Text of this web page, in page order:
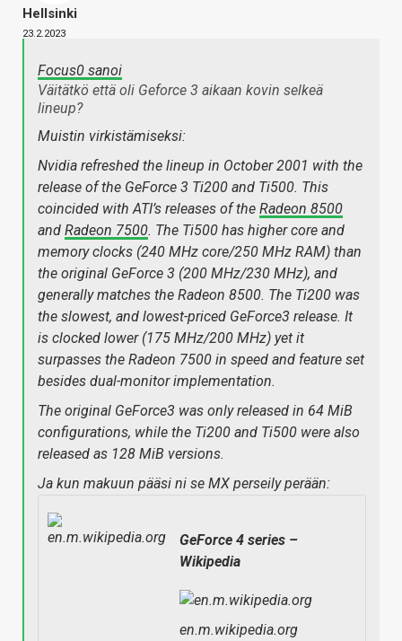
Hellsinki
23.2.2023
Focus0 sanoi
Väitätkö että oli Geforce 3 aikaan kovin selkeä
lineup?
Muistin virkistämiseksi:
Nvidia refreshed the lineup in October 2001 with the
release of the GeForce 3 Ti200 and Ti500. This
coincided with ATI’s releases of the Radeon 8500
and Radeon 7500. The Ti500 has higher core and
memory clocks (240 MHz core/250 MHz RAM) than
the original GeForce 3 (200 MHz/230 MHz), and
generally matches the Radeon 8500. The Ti200 was
the slowest, and lowest-priced GeForce3 release. It
is clocked lower (175 MHz/200 MHz) yet it
surpasses the Radeon 7500 in speed and feature set
besides dual-monitor implementation.
The original GeForce3 was only released in 64 MiB
configurations, while the Ti200 and Ti500 were also
released as 128 MiB versions.
Ja kun makuun pääsi ni se MX perseily perään:
GeForce 4 series –
Wikipedia
en.m.wikipedia.org